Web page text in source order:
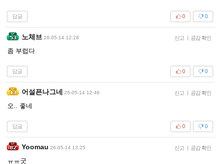
답글 0
0
노체브 26-05-14 12:28 신고 | 공감 확인
좀 부럽다
답글 0
0
어설픈나그네 26-05-14 12:46 신고 | 공감 확인
오.. 좋네
답글 0
0
Yoomau 26-05-14 13:25 신고 | 공감 확인
ㅠㅠ굿